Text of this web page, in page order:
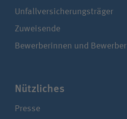
Unfallversicherungsträger
Zuweisende
Bewerberinnen und Bewerber
Nützliches
Presse